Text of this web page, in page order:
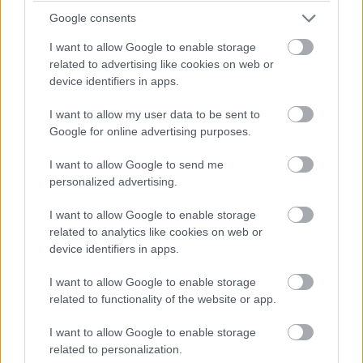
Google consents
I want to allow Google to enable storage
related to advertising like cookies on web or
device identifiers in apps.
I want to allow my user data to be sent to
Google for online advertising purposes.
I want to allow Google to send me
personalized advertising.
I want to allow Google to enable storage
related to analytics like cookies on web or
device identifiers in apps.
I want to allow Google to enable storage
related to functionality of the website or app.
I want to allow Google to enable storage
related to personalization.
Hegedűs Attila |2018 december 7. 09:00
Amíg mindenki az új kapitány második
előzetese miatt ég lázban, addig egy youtuber
csapat leforgatta az első trailer tökéletes
mását - csak éppen a legpuritánabb
Aki egy kicsit is érdeklődik a szuperhősfilmek iránt, az jó
eséllyel azonnal rápörgött a Marvel Kapitány
második előzetes, ami habár nem mutatott túl sok új
jelenetet, de azzal a kevéssel is elkápráztatott minket. A
Marvel Kapitányt már okkal tekinthetjük 2019 egyik
legjobban várt filmjének, ami majd márciusban fogja